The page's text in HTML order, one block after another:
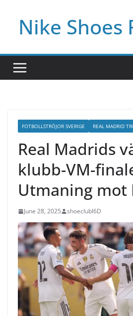
contentNike Shoes
FOTBOLLSTRÖJOR SVERIGE REAL MADRID
Real Madrids
klubb-VM-
Utmaning mot
June 28, 2025 shoeclubl6D